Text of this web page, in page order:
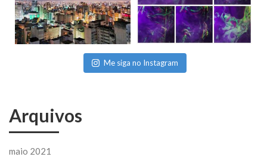
Me siga no Instagram
Arquivos
maio 2021